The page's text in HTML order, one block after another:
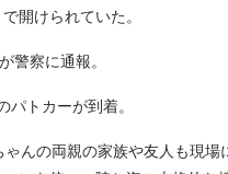
開けられていた。
察に通報。
トカーが到着。
んの両親の家族や友人も現場